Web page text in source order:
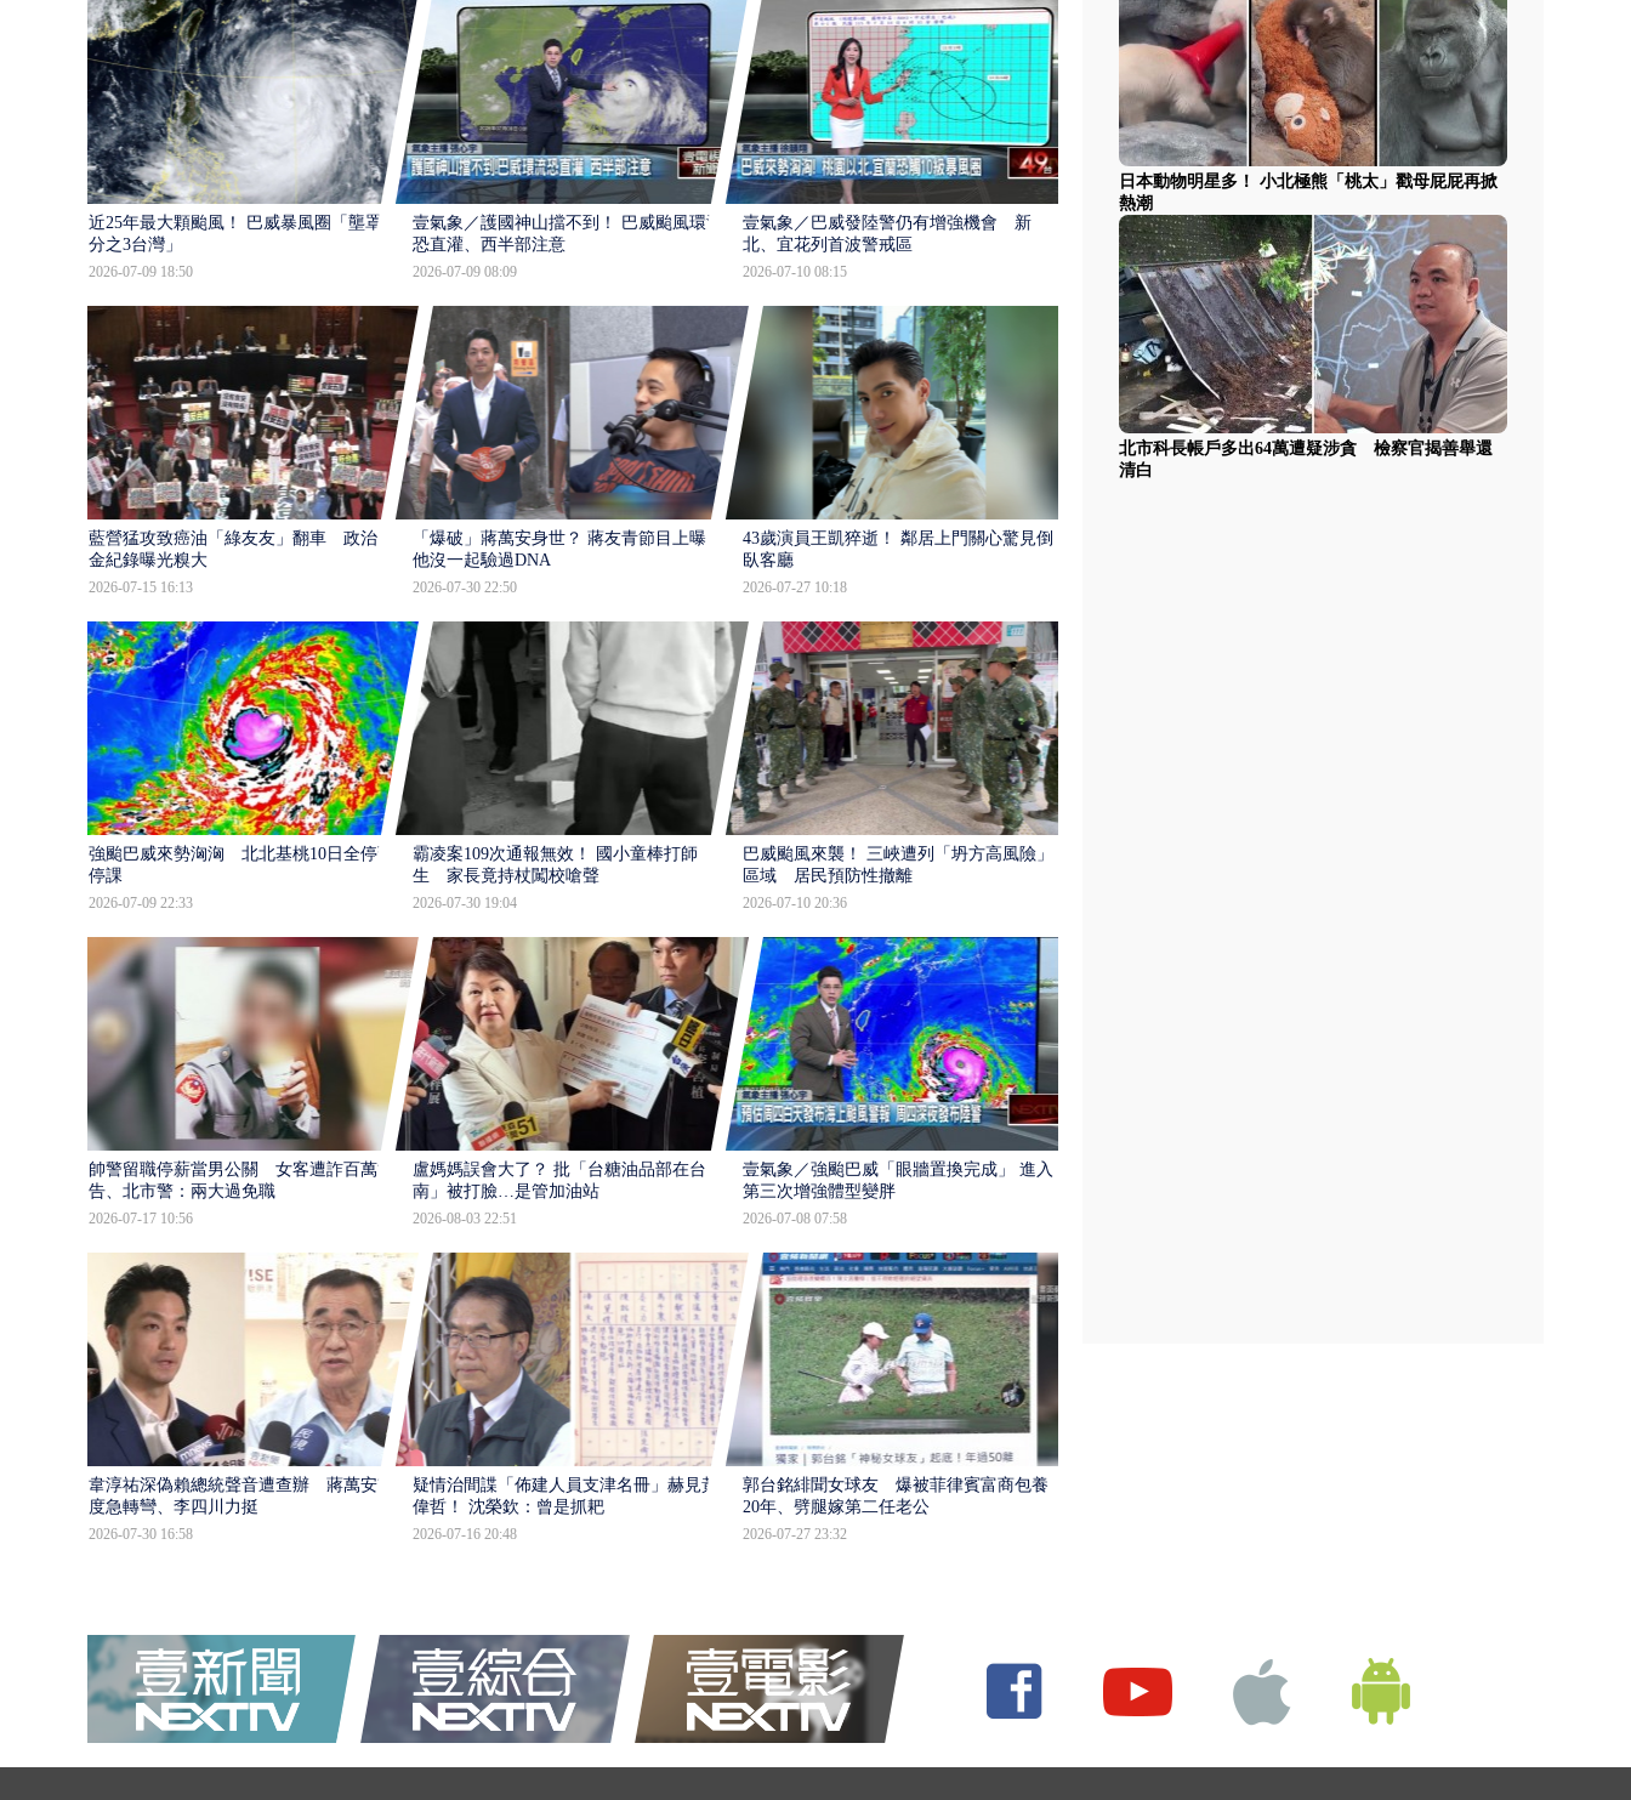
近25年最大顆颱風！ 巴威暴風圈「壟罩4
分之3台灣」
2026-07-09 18:50
壹氣象／護國神山擋不到！ 巴威颱風環流
恐直灌、西半部注意
2026-07-09 08:09
壹氣象／巴威發陸警仍有增強機會 新
北、宜花列首波警戒區
2026-07-10 08:15
藍營猛攻致癌油「綠友友」翻車 政治獻
金紀錄曝光糗大
2026-07-15 16:13
「爆破」蔣萬安身世？ 蔣友青節目上曝：
他沒一起驗過DNA
2026-07-30 22:50
43歲演員王凱猝逝！ 鄰居上門關心驚見倒
臥客廳
2026-07-27 10:18
強颱巴威來勢洶洶 北北基桃10日全停班
停課
2026-07-09 22:33
霸凌案109次通報無效！ 國小童棒打師
生 家長竟持杖闖校嗆聲
2026-07-30 19:04
巴威颱風來襲！ 三峽遭列「坍方高風險」
區域 居民預防性撤離
2026-07-10 20:36
帥警留職停薪當男公關 女客遭詐百萬提
告、北市警：兩大過免職
2026-07-17 10:56
盧媽媽誤會大了？ 批「台糖油品部在台
南」被打臉…是管加油站
2026-08-03 22:51
壹氣象／強颱巴威「眼牆置換完成」 進入
第三次增強體型變胖
2026-07-08 07:58
韋淳祐深偽賴總統聲音遭查辦 蔣萬安態
度急轉彎、李四川力挺
2026-07-30 16:58
疑情治間諜「佈建人員支津名冊」赫見黃
偉哲！ 沈榮欽：曾是抓耙
2026-07-16 20:48
郭台銘緋聞女球友 爆被菲律賓富商包養
20年、劈腿嫁第二任老公
2026-07-27 23:32
日本動物明星多！ 小北極熊「桃太」戳母屁屁再掀
熱潮
北市科長帳戶多出64萬遭疑涉貪 檢察官揭善舉還
清白